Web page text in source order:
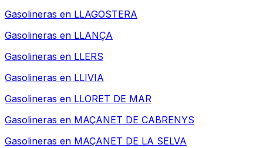
Gasolineras en LLAGOSTERA
Gasolineras en LLANÇA
Gasolineras en LLERS
Gasolineras en LLIVIA
Gasolineras en LLORET DE MAR
Gasolineras en MAÇANET DE CABRENYS
Gasolineras en MAÇANET DE LA SELVA